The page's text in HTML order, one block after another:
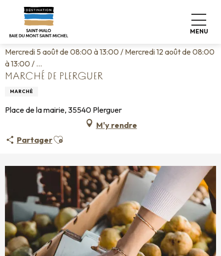
contenu
MENU
Accueil Vivre comme chez nous
Marché de Plerguer
Mercredi 5 août de 08:00 à 13:00 / Mercredi 12 août de 08:00
à 13:00 / ...
MARCHÉ DE PLERGUER
MARCHÉ
Place de la mairie, 35540 Plerguer
M'y rendre
PartagerAjouter aux favoris